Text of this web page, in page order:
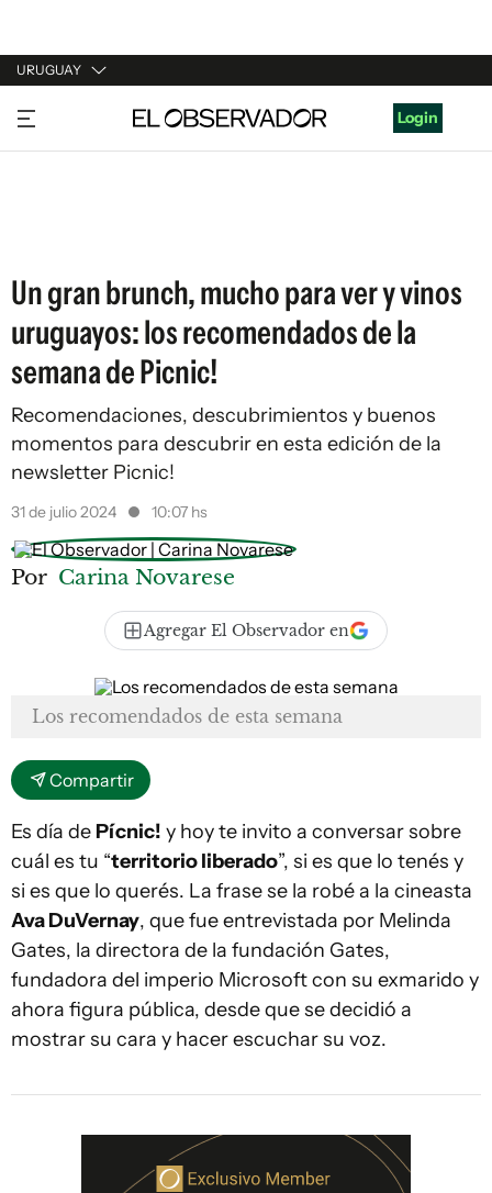
URUGUAY
URUGUAY
ARGENTINA
Login
Un gran brunch, mucho para ver y vinos
uruguayos: los recomendados de la
semana de Picnic!
Recomendaciones, descubrimientos y buenos
momentos para descubrir en esta edición de la
newsletter Picnic!
31 de julio 2024 10:07 hs
Por Carina Novarese
Agregar El Observador en
Los recomendados de esta semana
Compartir
Es día de Pícnic! y hoy te invito a conversar sobre
cuál es tu “territorio liberado”, si es que lo tenés y
si es que lo querés. La frase se la robé a la cineasta
Ava DuVernay, que fue entrevistada por Melinda
Gates, la directora de la fundación Gates,
fundadora del imperio Microsoft con su exmarido y
ahora figura pública, desde que se decidió a
mostrar su cara y hacer escuchar su voz.